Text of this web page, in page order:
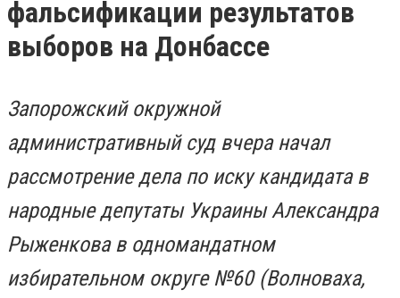
фальсификации результатов
выборов на Донбассе
Запорожский окружной
административный суд вчера начал
рассмотрение дела по иску кандидата в
народные депутаты Украины Александра
Рыженкова в одномандатном
избирательном округе №60 (Волноваха,